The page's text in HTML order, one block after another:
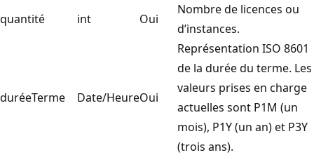
quantité
int Oui
Nombre de licences ou
d’instances.
duréeTerme Date/HeureOui
Représentation ISO 8601
de la durée du terme. Les
valeurs prises en charge
actuelles sont P1M (un
mois), P1Y (un an) et P3Y
(trois ans).